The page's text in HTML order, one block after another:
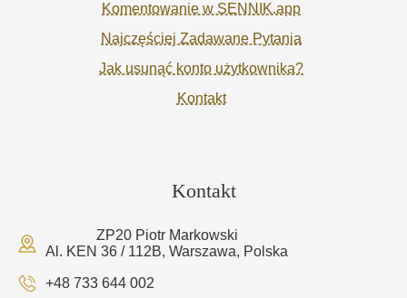
Komentowanie w SENNIK.app
Najczęściej Zadawane Pytania
Jak usunąć konto użytkownika?
Kontakt
Kontakt
ZP20 Piotr Markowski
Al. KEN 36 / 112B, Warszawa, Polska
+48 733 644 002